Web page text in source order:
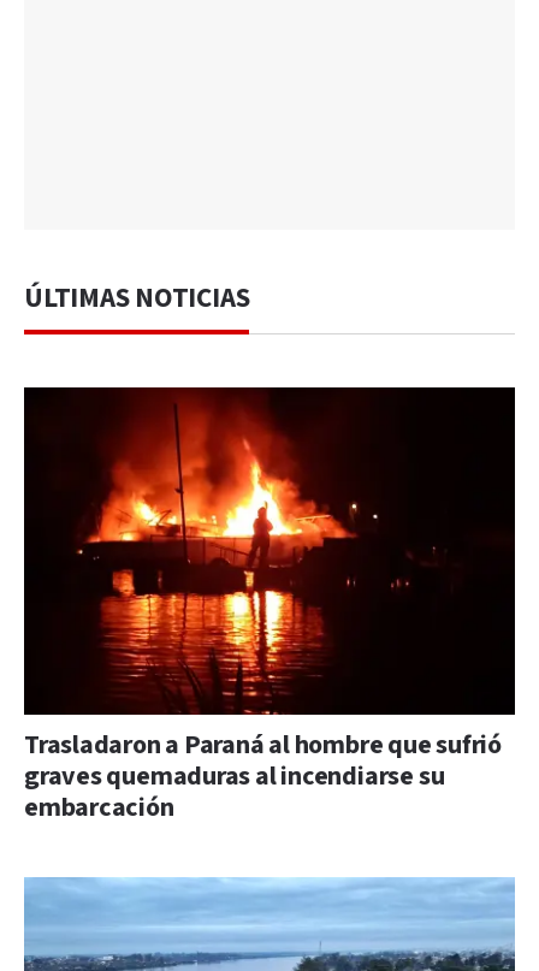
ÚLTIMAS NOTICIAS
Trasladaron a Paraná al hombre que sufrió
graves quemaduras al incendiarse su
embarcación